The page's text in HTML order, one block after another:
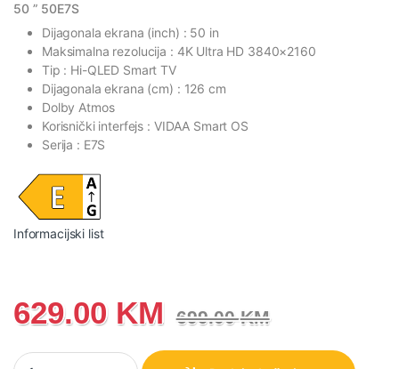
50 ” 50E7S
Dijagonala ekrana (inch) : 50 in
Maksimalna rezolucija : 4K Ultra HD 3840×2160
Tip : Hi-QLED Smart TV
Dijagonala ekrana (cm) : 126 cm
Dolby Atmos
Korisnički interfejs : VIDAA Smart OS
Serija : E7S
Informacijski list
629.00 KM 699.00KM
50 '' 50E7S | Hisense Hi-QLED Smart TV 4K 60 Hz količina